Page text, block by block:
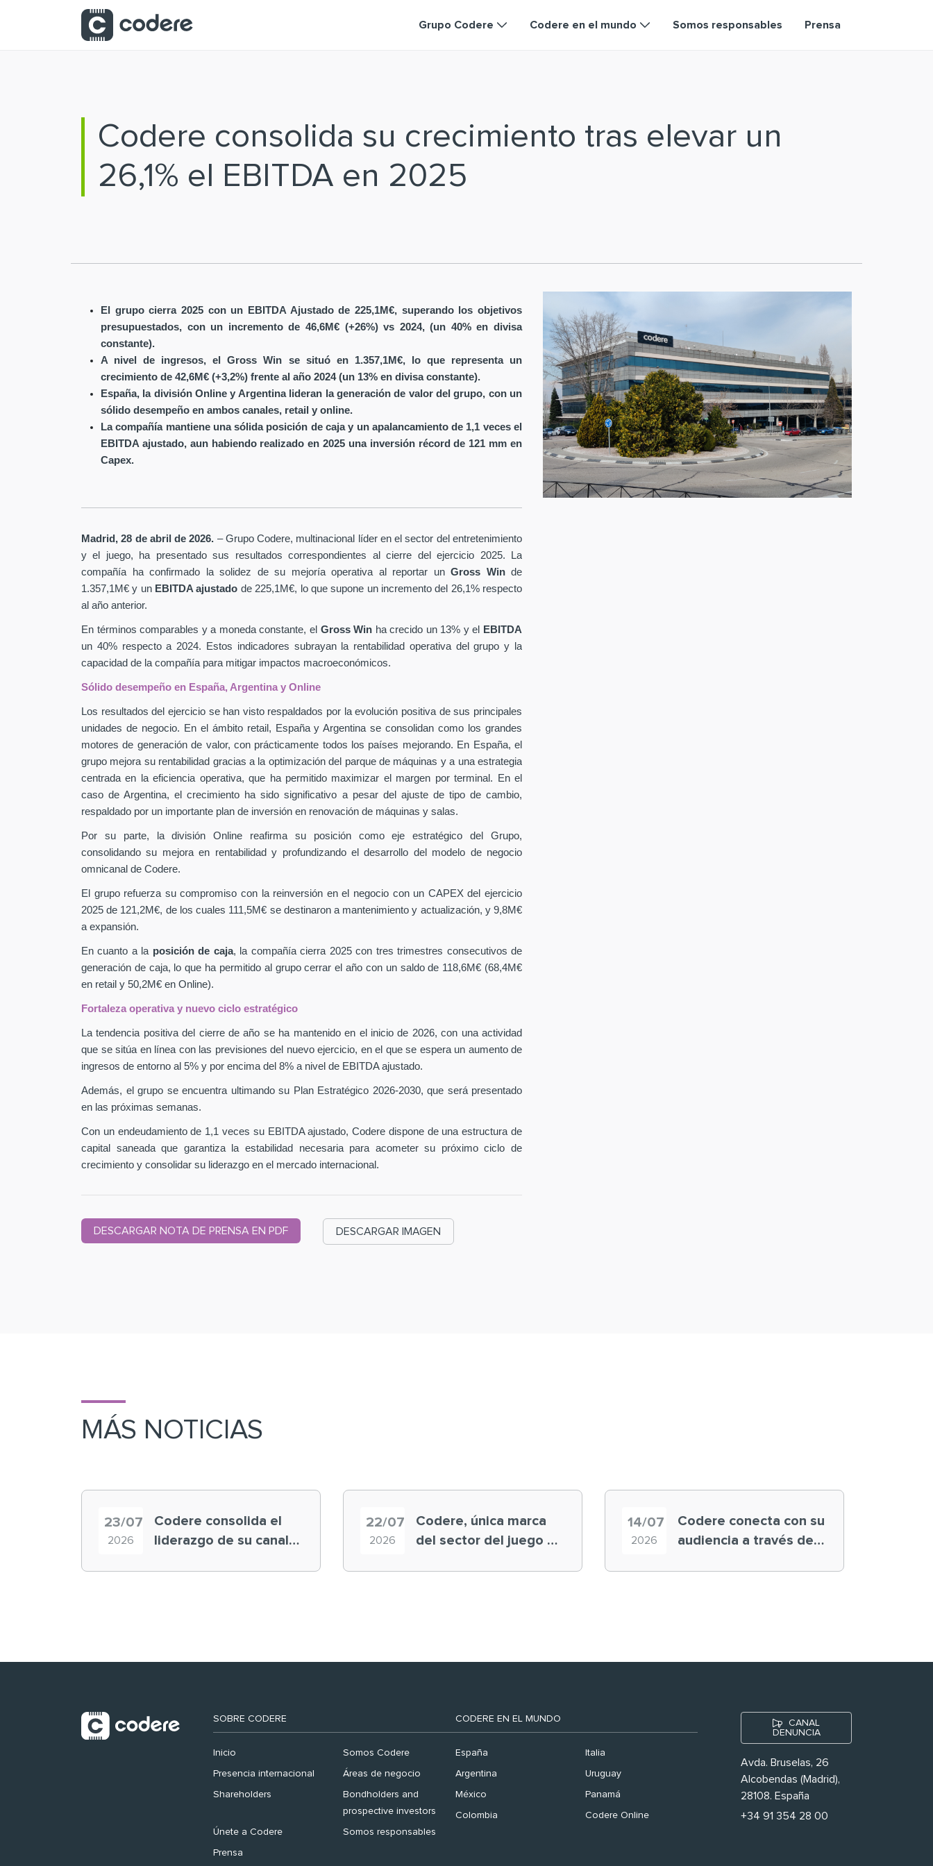
Saltar al contenido principal
Grupo Codere Codere en el mundo Somos responsables Prensa
Codere consolida su crecimiento tras elevar un
26,1% el EBITDA en 2025
El grupo cierra 2025 con un EBITDA Ajustado de 225,1M€, superando los objetivos
presupuestados, con un incremento de 46,6M€ (+26%) vs 2024, (un 40% en divisa
constante).
A nivel de ingresos, el Gross Win se situó en 1.357,1M€, lo que representa un
crecimiento de 42,6M€ (+3,2%) frente al año 2024 (un 13% en divisa constante).
España, la división Online y Argentina lideran la generación de valor del grupo, con un
sólido desempeño en ambos canales, retail y online.
La compañía mantiene una sólida posición de caja y un apalancamiento de 1,1 veces el
EBITDA ajustado, aun habiendo realizado en 2025 una inversión récord de 121 mm en
Capex.
Madrid, 28 de abril de 2026. – Grupo Codere, multinacional líder en el sector del entretenimiento
y el juego, ha presentado sus resultados correspondientes al cierre del ejercicio 2025. La
compañía ha confirmado la solidez de su mejoría operativa al reportar un Gross Win de
1.357,1M€ y un EBITDA ajustado de 225,1M€, lo que supone un incremento del 26,1% respecto
al año anterior.
En términos comparables y a moneda constante, el Gross Win ha crecido un 13% y el
EBITDA
un 40% respecto a 2024. Estos indicadores subrayan la rentabilidad operativa del grupo y la
capacidad de la compañía para mitigar impactos macroeconómicos.
Sólido desempeño en España, Argentina y Online
Los resultados del ejercicio se han visto respaldados por la evolución positiva de sus principales
unidades de negocio. En el ámbito retail, España y Argentina se consolidan como los grandes
motores de generación de valor, con prácticamente todos los países mejorando. En España, el
grupo mejora su rentabilidad gracias a la optimización del parque de máquinas y a una estrategia
centrada en la eficiencia operativa, que ha permitido maximizar el margen por terminal. En el
caso de Argentina, el crecimiento ha sido significativo a pesar del ajuste de tipo de cambio,
respaldado por un importante plan de inversión en renovación de máquinas y salas.
Por su parte, la división Online reafirma su posición como eje estratégico del Grupo,
consolidando su mejora en rentabilidad y profundizando el desarrollo del modelo de negocio
omnicanal de Codere.
El grupo refuerza su compromiso con la reinversión en el negocio con un CAPEX del ejercicio
2025 de 121,2M€, de los cuales 111,5M€ se destinaron a mantenimiento y actualización, y 9,8M€
a expansión.
En cuanto a la posición de caja, la compañía cierra 2025 con tres trimestres consecutivos de
generación de caja, lo que ha permitido al grupo cerrar el año con un saldo de 118,6M€ (68,4M€
en retail y 50,2M€ en Online).
Fortaleza operativa y nuevo ciclo estratégico
La tendencia positiva del cierre de año se ha mantenido en el inicio de 2026, con una actividad
que se sitúa en línea con las previsiones del nuevo ejercicio, en el que se espera un aumento de
ingresos de entorno al 5% y por encima del 8% a nivel de EBITDA ajustado.
Además, el grupo se encuentra ultimando su Plan Estratégico 2026-2030, que será presentado
en las próximas semanas.
Con un endeudamiento de 1,1 veces su EBITDA ajustado, Codere dispone de una estructura de
capital saneada que garantiza la estabilidad necesaria para acometer su próximo ciclo de
crecimiento y consolidar su liderazgo en el mercado internacional.
DESCARGAR NOTA DE PRENSA EN PDF DESCARGAR IMAGEN
MÁS NOTICIAS
23/07
2026
Codere consolida el
liderazgo de su canal
22/07
2026
Codere, única marca
del sector del juego en
14/07
2026
Codere conecta con su
audiencia a través de
SOBRE CODERE
Inicio Somos Codere
Presencia internacional Áreas de negocio
Shareholders
Bondholders and
prospective investors
Únete a Codere Somos responsables
Prensa
CODERE EN EL MUNDO
España Italia
Argentina Uruguay
México Panamá
Colombia Codere Online
CANAL
DENUNCIA
Avda. Bruselas, 26
Alcobendas (Madrid),
28108. España
+34 91 354 28 00